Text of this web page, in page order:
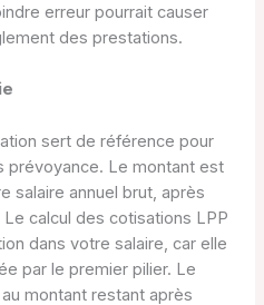
erreur pourrait causer
des prestations.
sert de référence pour
prévoyance. Le montant est
salaire annuel brut, après
calcul des cotisations LPP
dans votre salaire, car elle
par le premier pilier. Le
montant restant après